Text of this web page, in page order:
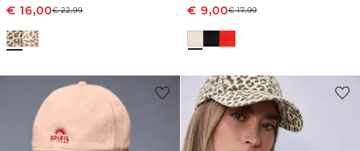
€ 16,00€22,99
€ 9,00€17,99